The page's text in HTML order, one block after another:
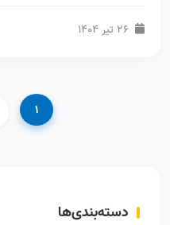
1
دسته‌بندی‌ها